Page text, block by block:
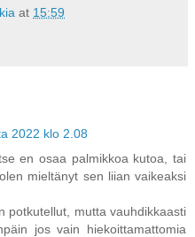
at 15:59
2022 klo 2.08
en osaa palmikkoa kutoa, tai
mieltänyt sen liian vaikeaksi
potkutellut, mutta vauhdikkaasti
jos vain hiekoittamattomia